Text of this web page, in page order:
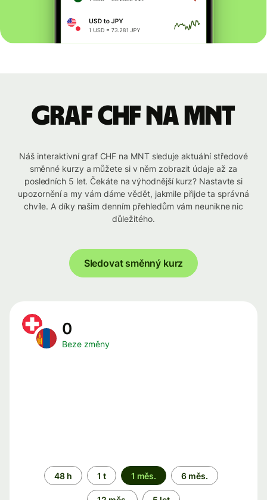
graf CHF na MNT
Náš interaktivní graf CHF na MNT sleduje aktuální středové
směnné kurzy a můžete si v něm zobrazit údaje až za
posledních 5 let. Čekáte na výhodnější kurz? Nastavte si
upozornění a my vám dáme vědět, jakmile přijde ta správná
chvíle. A díky našim denním přehledům vám neunikne nic
důležitého.
Sledovat směnný kurz
0
Beze změny
Časové
období
48 h 1 t 1 měs. 6 měs.